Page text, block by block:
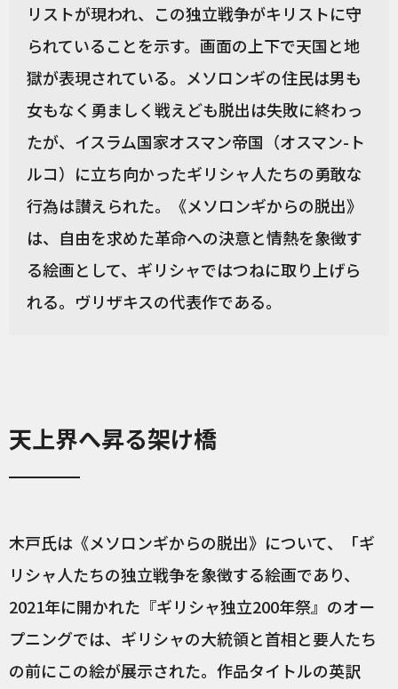
リストが現われ、この独立戦争がキリストに守
られていることを示す。画面の上下で天国と地
獄が表現されている。メソロンギの住民は男も
女もなく勇ましく戦えども脱出は失敗に終わっ
たが、イスラム国家オスマン帝国（オスマン-ト
ルコ）に立ち向かったギリシャ人たちの勇敢な
行為は讃えられた。《メソロンギからの脱出》
は、自由を求めた革命への決意と情熱を象徴す
る絵画として、ギリシャではつねに取り上げら
れる。ヴリザキスの代表作である。
天上界へ昇る架け橋
木戸氏は《メソロンギからの脱出》について、「ギ
リシャ人たちの独立戦争を象徴する絵画であり、
2021年に開かれた『ギリシャ独立200年祭』のオー
プニングでは、ギリシャの大統領と首相と要人たち
の前にこの絵が展示された。作品タイトルの英訳